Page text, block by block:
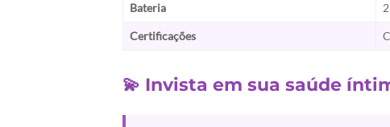
Bateria
Certificações
💫 Invista em sua saúde